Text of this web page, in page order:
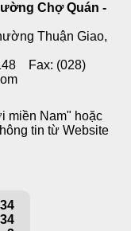
Chợ Quán -
Thuận Giao,
Fax: (028)
miền Nam" hoặc
tin từ Website
34